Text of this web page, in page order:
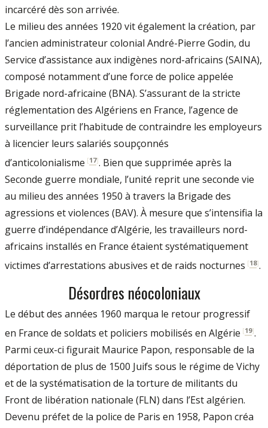
incarcéré dès son arrivée.
Le milieu des années 1920 vit également la création, par
l’ancien administrateur colonial André-Pierre Godin, du
Service d’assistance aux indigènes nord-africains (SAINA),
composé notamment d’une force de police appelée
Brigade nord-africaine (BNA). S’assurant de la stricte
réglementation des Algériens en France, l’agence de
surveillance prit l’habitude de contraindre les employeurs
à licencier leurs salariés soupçonnés
d’anticolonialisme [17]. Bien que supprimée après la
Seconde guerre mondiale, l’unité reprit une seconde vie
au milieu des années 1950 à travers la Brigade des
agressions et violences (BAV). À mesure que s’intensifia la
guerre d’indépendance d’Algérie, les travailleurs nord-
africains installés en France étaient systématiquement
victimes d’arrestations abusives et de raids nocturnes [18].
Désordres néocoloniaux
Le début des années 1960 marqua le retour progressif
en France de soldats et policiers mobilisés en Algérie [19].
Parmi ceux-ci figurait Maurice Papon, responsable de la
déportation de plus de 1500 Juifs sous le régime de Vichy
et de la systématisation de la torture de militants du
Front de libération nationale (FLN) dans l’Est algérien.
Devenu préfet de la police de Paris en 1958, Papon créa